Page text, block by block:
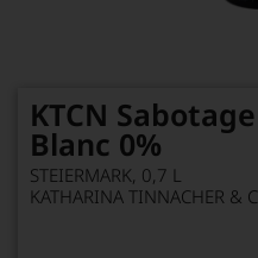
KTCN
Blanc 0%
STEIERMARK, 0,7 L
KATHARINA TINNACHER &